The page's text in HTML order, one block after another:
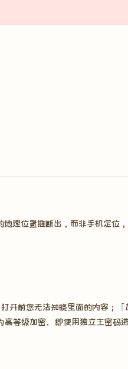
理位置推断出，而非手机定位
开前您无法知晓里面的内容；「
等级加密。即使用独立主密码进